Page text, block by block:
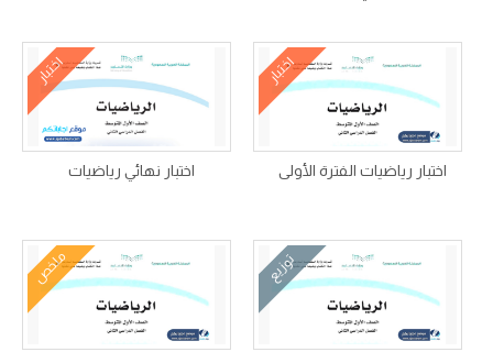
اختبار
اختبار رياضيات الفترة الأولى
اختبار
اختبار نهائي رياضيات
توزيع ملخص